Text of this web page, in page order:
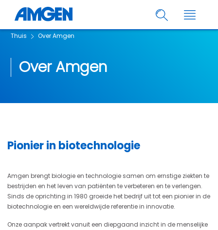
Thuis Over Amgen
Over Amgen
Pionier in biotechnologie
Amgen brengt biologie en technologie samen om ernstige ziekten te
bestrijden en het leven van patiënten te verbeteren en te verlengen.
Sinds de oprichting in 1980 groeide het bedrijf uit tot een pionier in de
biotechnologie en een wereldwijde referentie in innovatie.
Onze aanpak vertrekt vanuit een diepgaand inzicht in de menselijke